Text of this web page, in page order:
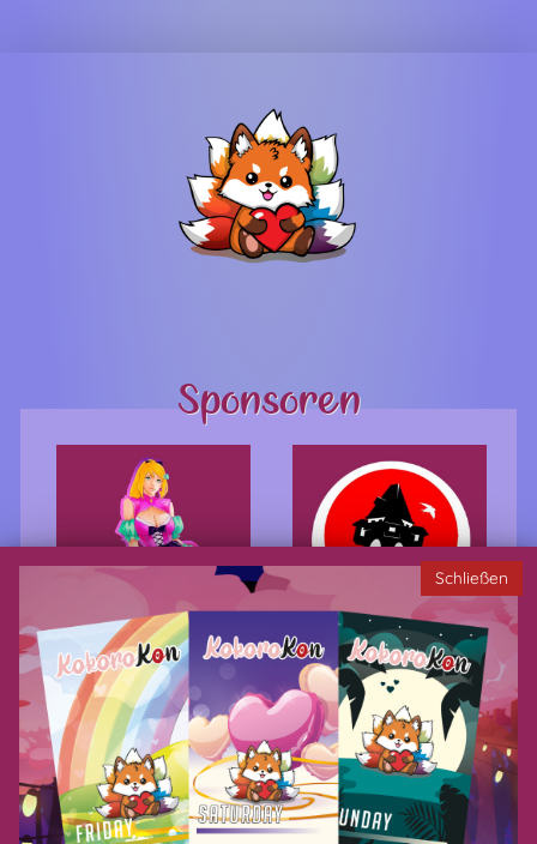
Schließen
Sponsoren
Datenschutzerklärung AGB